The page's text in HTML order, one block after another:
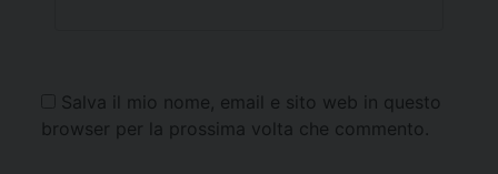
Salva il mio nome, email e sito web in questo
browser per la prossima volta che commento.